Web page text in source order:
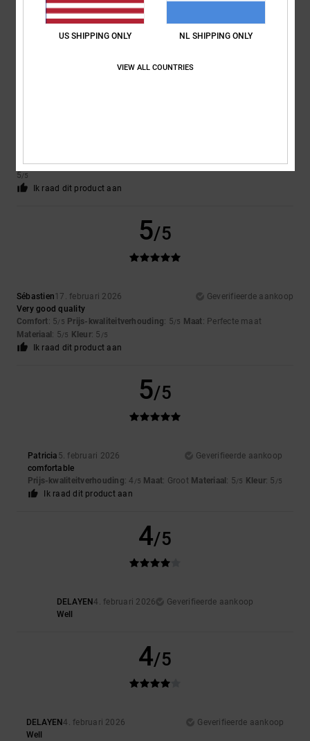
Excellent
Prijs-kwaliteitverhouding
5/5
Prijs-kwaliteitverhouding: 5/5 Maat: Perfecte maatMateriaal: 5/5 Kleur
5/5
Ik raad dit product aan
5/5
Sébastien17. februari 2026
Geverifieerde aankoop
Very good quality
Comfort: 5/5 Prijs-kwaliteitverhouding: 5/5 Maat: Perfecte maat
Materiaal : 5/5 Kleur: 5 /5
Ik raad dit product aan
5/5
Patricia 5. februari 2026
Geverifieerde aankoop
comfortable
Prijs-kwaliteitverhouding: 4 /5 Maat: Groot Materiaal : 5/5 Kleur: 5 /5
Ik raad dit product aan
4/5
DELAYEN4. februari 2026
Geverifieerde aankoop
Well
4/5
DELAYEN4. februari 2026
Geverifieerde aankoop
Well
US SHIPPING ONLY NL SHIPPING ONLY
VIEW ALL COUNTRIES